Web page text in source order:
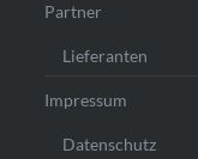
Partner
Lieferanten
Impressum
Datenschutz